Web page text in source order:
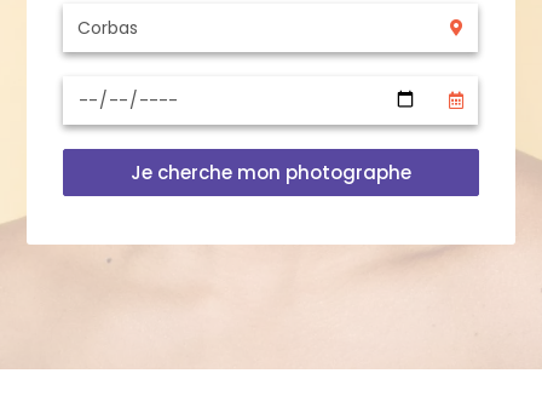
Je cherche mon photographe